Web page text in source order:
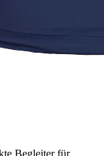
Begleiter für